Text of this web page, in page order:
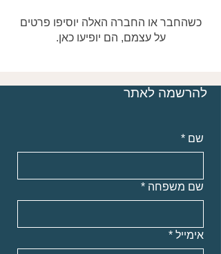
כשהחבר או החברה האלה יוסיפו פרטים
על עצמם, הם יופיעו כאן.
להרשמה לאתר
שם *
שם משפחה *
אימייל *